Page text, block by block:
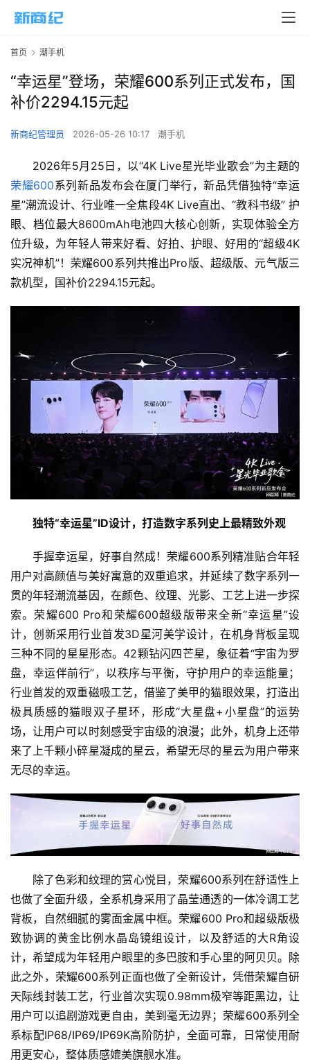
首页 潮手机
“幸运星”登场，荣耀600系列正式发布，国
补价2294.15元起
新商纪管理员 2026-05-26 10:17 潮手机
2026年5月25日，以“4K Live星光毕业歌会”为主题的
荣耀600系列新品发布会在厦门举行，新品凭借独特“幸运
星”潮流设计、行业唯一全焦段4K Live直出、“教科书级” 护
眼、档位最大8600mAh电池四大核心创新，实现体验全方
位升级，为年轻人带来好看、好拍、护眼、好用的“超级4K
实况神机”！荣耀600系列共推出Pro版、超级版、元气版三
款机型，国补价2294.15元起。
独特“幸运星”ID设计，打造数字系列史上最精致外观
手握幸运星，好事自然成！荣耀600系列精准贴合年轻
用户对高颜值与美好寓意的双重追求，并延续了数字系列一
贯的年轻潮流基因，在颜色、纹理、光影、工艺上进一步探
索。荣耀600 Pro和荣耀600超级版带来全新“幸运星”设
计，创新采用行业首发3D星河美学设计，在机身背板呈现
三种不同的星星形态。42颗钻闪四芒星，象征着“宇宙为罗
盘，幸运伴前行”，以秩序与平衡，守护用户的幸运能量；
行业首发的双重磁吸工艺，借鉴了美甲的猫眼效果，打造出
极具质感的猫眼双子星环，形成“大星盘+小星盘”的运势
场，让用户可以时刻感受宇宙级的浪漫；此外，机身上还带
来了上千颗小碎星凝成的星云，希望无尽的星云为用户带来
无尽的幸运。
除了色彩和纹理的赏心悦目，荣耀600系列在舒适性上
也做了全面升级，全系机身采用了晶莹通透的一体冷调工艺
背板，自然细腻的雾面金属中框。荣耀600 Pro和超级版极
致协调的黄金比例水晶岛镜组设计，以及舒适的大R角设
计，希望成为年轻用户眼里的多巴胺和手心里的阿贝贝。除
此之外，荣耀600系列正面也做了全新设计，凭借荣耀自研
天际线封装工艺，行业首次实现0.98mm极窄等距黑边，让
用户可以追剧游戏更自由，美到毫无边界；荣耀600系列全
系标配IP68/IP69/IP69K高阶防护，全面可靠，日常使用耐
用更安心，整体质感媲美旗舰水准。